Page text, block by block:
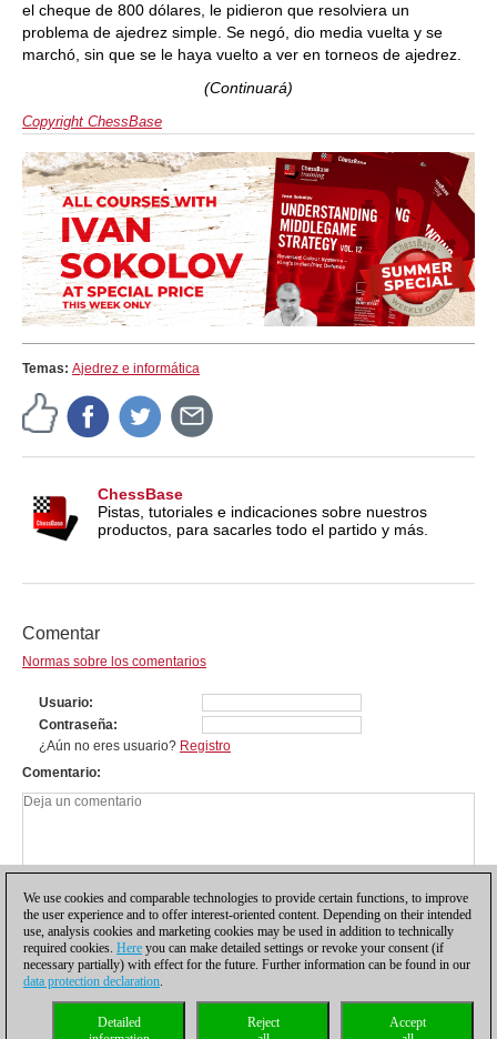
el cheque de 800 dólares, le pidieron que resolviera un
problema de ajedrez simple. Se negó, dio media vuelta y se
marchó, sin que se le haya vuelto a ver en torneos de ajedrez.
(Continuará)
Copyright ChessBase
Temas: Ajedrez e informática
ChessBase
Pistas, tutoriales e indicaciones sobre nuestros
productos, para sacarles todo el partido y más.
Comentar
Normas sobre los comentarios
Usuario
Contraseña
¿Aún no eres usuario? Registro
Comentario
Política de privacidad |Para contactar Cookies Management
We use cookies and comparable technologies to provide certain functions, to improve
the user experience and to offer interest-oriented content. Depending on their intended
use, analysis cookies and marketing cookies may be used in addition to technically
required cookies. Here you can make detailed settings or revoke your consent (if
necessary partially) with effect for the future. Further information can be found in our
data protection declaration.
Accept
Reject
Detailed